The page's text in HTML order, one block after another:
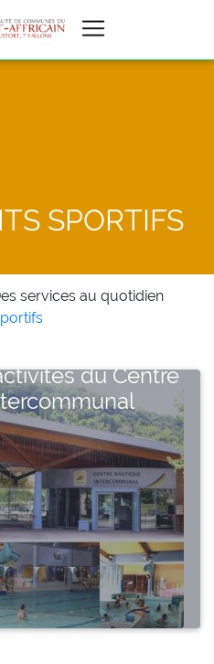
SPORTIFS
services au quotidien
du Centre